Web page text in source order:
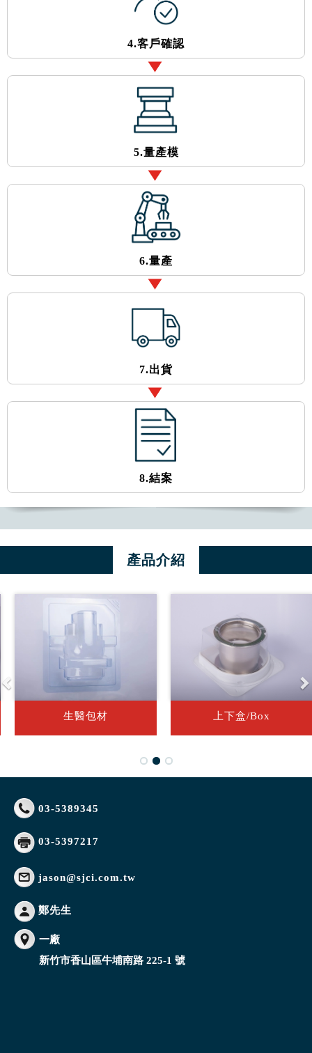
4.客戶確認
5.量產模
6.量產
7.出貨
8.結案
產品介紹
生醫包材 上下盒/Box
Previous
03-5389345
03-5397217
jason@sjci.com.tw
鄭先生
一廠
新竹市香山區牛埔南路 225-1 號